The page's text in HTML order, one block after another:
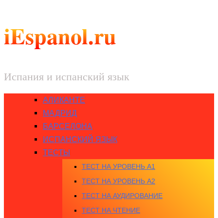
iEspanol.ru
Испания и испанский язык
АЛИКАНТЕ
МАДРИД
БАРСЕЛОНА
ИСПАНСКИЙ ЯЗЫК
ТЕСТЫ
ТЕСТ НА УРОВЕНЬ A1
ТЕСТ НА УРОВЕНЬ A2
ТЕСТ НА АУДИРОВАНИЕ
ТЕСТ НА ЧТЕНИЕ